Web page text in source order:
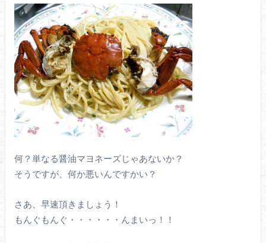
何？単なる醤油マヨネーズじゃあないか？
そうですが、何か悪いんですかい？
さあ、早速頂きましょう！
もんぐもんぐ・・・・・・んまいっ！！